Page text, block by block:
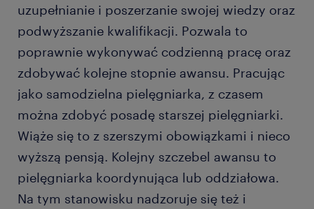
uzupełnianie i poszerzanie swojej wiedzy oraz
podwyższanie kwalifikacji. Pozwala to
poprawnie wykonywać codzienną pracę oraz
zdobywać kolejne stopnie awansu. Pracując
jako samodzielna pielęgniarka, z czasem
można zdobyć posadę starszej pielęgniarki.
Wiąże się to z szerszymi obowiązkami i nieco
wyższą pensją. Kolejny szczebel awansu to
pielęgniarka koordynująca lub oddziałowa.
Na tym stanowisku nadzoruje się też i